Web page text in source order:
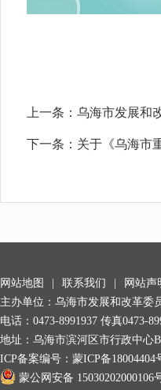
上一条： 乌海市发展和
下一条： 关于《乌海市
网站地图 | 联系我们 |
网站声
主办单位：乌海市发展和改革委
电话：0473-8991937 传真0473-
地址：乌海市滨河区市行政中心
ICP备案编号： 蒙ICP备18004404
蒙公网安备 15030202000106